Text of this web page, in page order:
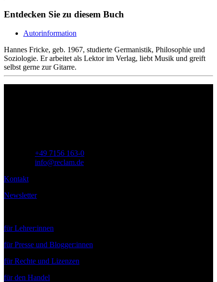
Entdecken Sie zu diesem Buch
Autorinformation
Hannes Fricke, geb. 1967, studierte Germanistik, Philosophie und
Soziologie. Er arbeitet als Lektor im Verlag, liebt Musik und greift
selbst gerne zur Gitarre.
+49 7156 163-0
info@reclam.de
Kontakt
Newsletter
für Lehrer:innen
für Presse und Blogger:innen
für Rechte und Lizenzen
für den Handel